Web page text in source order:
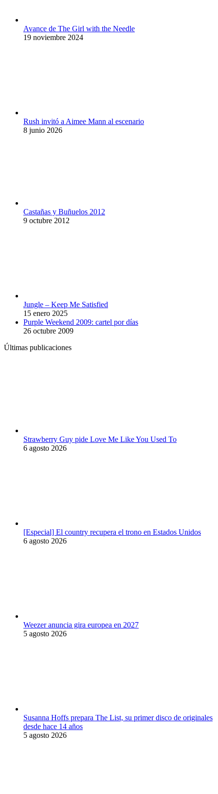
Avance de The Girl with the Needle
19 noviembre 2024
Rush invitó a Aimee Mann al escenario
8 junio 2026
Castañas y Buñuelos 2012
9 octubre 2012
Jungle – Keep Me Satisfied
15 enero 2025
Purple Weekend 2009: cartel por días
26 octubre 2009
Últimas publicaciones
Strawberry Guy pide Love Me Like You Used To
6 agosto 2026
[Especial] El country recupera el trono en Estados Unidos
6 agosto 2026
Weezer anuncia gira europea en 2027
5 agosto 2026
Susanna Hoffs prepara The List, su primer disco de originales
desde hace 14 años
5 agosto 2026